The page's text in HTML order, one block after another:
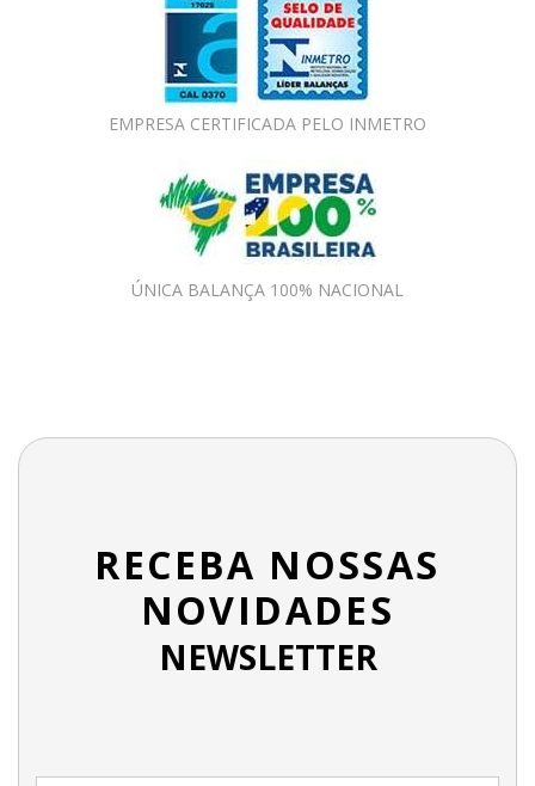
EMPRESA CERTIFICADA PELO INMETRO
ÚNICA BALANÇA 100% NACIONAL
RECEBA NOSSAS
NOVIDADES
NEWSLETTER